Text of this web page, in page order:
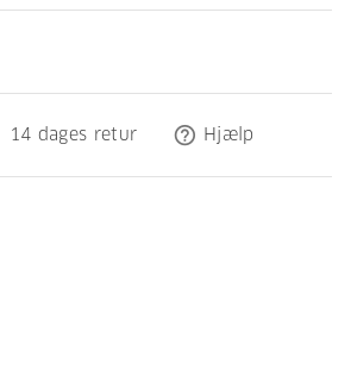
14 dages retur help_outline Hjælp